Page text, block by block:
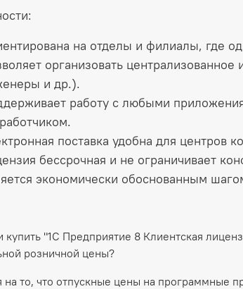
на отделы и филиалы, где
организовать
и др.).
работу с любыми
поставка удобна для
бессрочная и не ограничивает
экономически обоснованным
"1С Предприятие 8 Клиентская
розничной цены?
на то, что отпускные цены на программные